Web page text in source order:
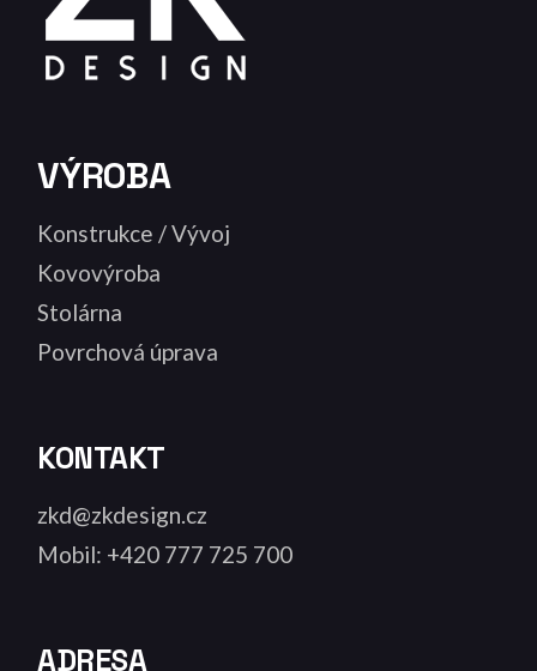
VÝROBA
Konstrukce / Vývoj
Kovovýroba
Stolárna
Povrchová úprava
KONTAKT
zkd@zkdesign.cz
Mobil: +420 777 725 700
ADRESA